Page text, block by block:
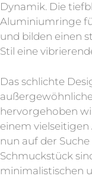
Dynamik. Die
Aluminiumringe
und bilden einen
Stil eine
Das schlichte
hervorgehoben
einem vielseitigen
nun auf der
Schmuckstück
minimalistischen